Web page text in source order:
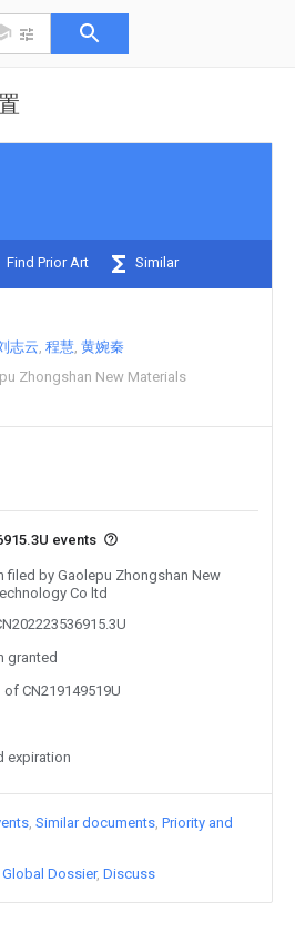
Find Prior Art Similar
志云 程慧 黄婉秦
Zhongshan New Materials
events
filed by Gaolepu Zhongshan New
Co ltd
granted
CN219149519U
expiration
Similar documents Priority and
Global Dossier Discuss